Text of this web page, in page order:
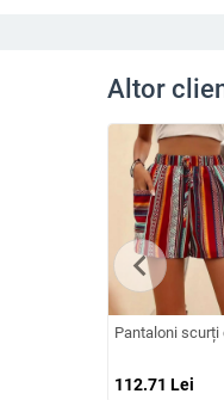
Altor
Pantaloni
112.71 Lei
chevron_left